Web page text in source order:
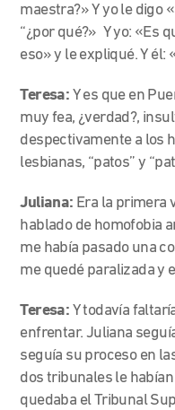
maestra?» Y yo le digo
“¿por qué?» Y yo: «Es
eso» y le expliqué. Y él:
Teresa: Y es que en
muy fea, ¿verdad?,
despectivamente a los
lesbianas, “patos” y
Juliana: Era la primera
hablado de homofobia
me había pasado una
me quedé paralizada y
Teresa: Y todavía
enfrentar. Juliana
seguía su proceso en
dos tribunales le
quedaba el Tribunal